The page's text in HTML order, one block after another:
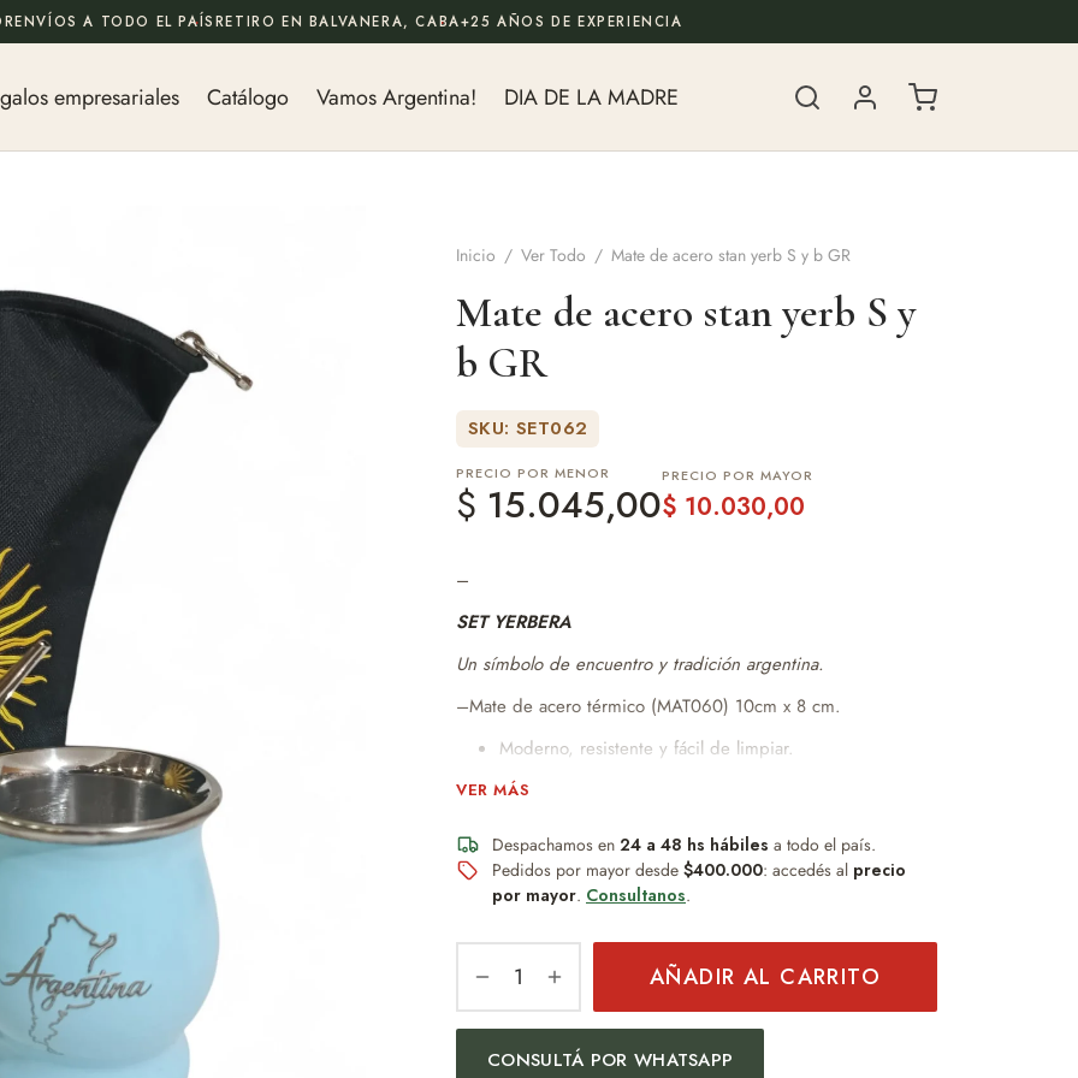
empresariales Catálogo Vamos Argentina! DIA DE LA MADRE
Inicio / Ver Todo / Mate de acero stan yerb S y b GR
Mate de acero stan yerb S y
b GR
SKU: SET062
PRECIO POR MENOR
$ 15.045,00
PRECIO POR MAYOR
$ 10.030,00
–
SET YERBERA
Un símbolo de encuentro y tradición argentina.
–Mate de acero térmico (MAT060) 10cm x 8 cm.
Moderno, resistente y fácil de limpiar.
No absorbe sabor ni humedad.
Diseño práctico y duradero.
Ideal para quienes buscan funcionalidad sin
mantenimiento.
150ML
–Bombilla con dome Argentina(bom042r)
VER MÁS
Despachamos en 24 a 48 hs hábiles a todo el país.
Pedidos por mayor desde $400.000: accedés al precio
por mayor. Consultanos.
AÑADIR AL CARRITO
CONSULTÁ POR WHATSAPP
ENVÍOS A TODO EL PAÍSRETIRO EN BALVANERA, CABA+25 AÑOS DE EXPERIENCIA